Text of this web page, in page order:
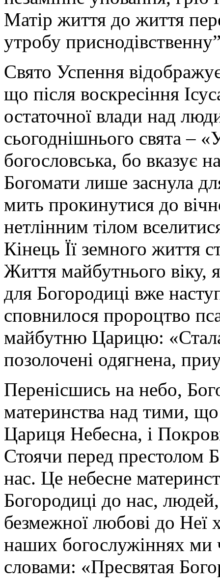
Матір життя до життя
утробу
Свято Успення
що після воскресіння
остаточної влади над
сьогоднішнього свята –
богословська, бо вказує
Богомати лише заснула
мить прокинутися до
нетлінним тілом
Кінець Її земного життя
Життя майбутнього віку,
для Богородиці вже
сповнилося пророцтво
майбутню Царицю:
позолочені одягнена,
Перенісшись на небо,
материнства над тими,
Цариця Небесна, і
Стоячи перед престолом
нас. Це небесне
Богородиці до нас,
безмежної любові до Неї
наших богослужіннях ми
словами: «Пресвятая